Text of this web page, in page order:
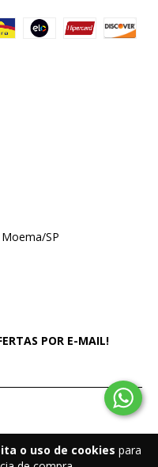
o uso de cookies para
SP
POR E-MAIL!